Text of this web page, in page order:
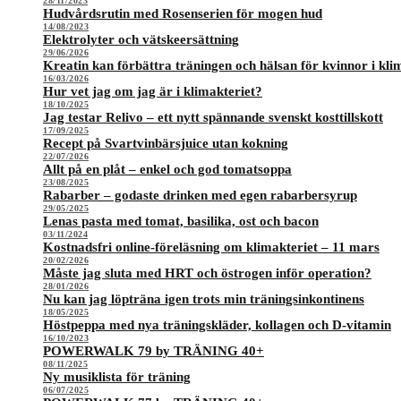
Hudvårdsrutin med Rosenserien för mogen hud
14/08/2023
Elektrolyter och vätskeersättning
29/06/2026
Kreatin kan förbättra träningen och hälsan för kvinnor i
16/03/2026
Hur vet jag om jag är i klimakteriet?
18/10/2025
Jag testar Relivo – ett nytt spännande svenskt kosttillskott
17/09/2025
Recept på Svartvinbärsjuice utan kokning
22/07/2026
Allt på en plåt – enkel och god tomatsoppa
23/08/2025
Rabarber – godaste drinken med egen rabarbersyrup
29/05/2025
Lenas pasta med tomat, basilika, ost och bacon
03/11/2024
Kostnadsfri online-föreläsning om klimakteriet – 11 mars
20/02/2026
Måste jag sluta med HRT och östrogen inför operation?
28/01/2026
Nu kan jag löpträna igen trots min träningsinkontinens
18/05/2025
Höstpeppa med nya träningskläder, kollagen och D-vitamin
16/10/2023
POWERWALK 79 by TRÄNING 40+
08/11/2025
Ny musiklista för träning
06/07/2025